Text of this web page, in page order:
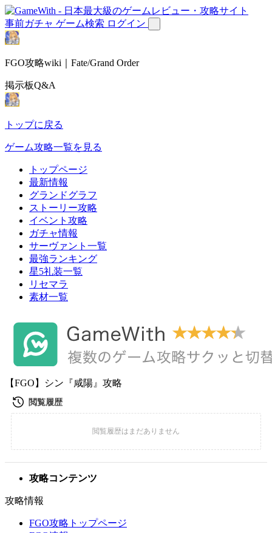
事前ガチャ ゲーム検索 ログイン
FGO攻略wiki｜Fate/Grand Order
掲示板Q&A
トップに戻る
ゲーム攻略一覧を見る
トップページ
最新情報
グランドグラフ
ストーリー攻略
イベント攻略
ガチャ情報
サーヴァント一覧
最強ランキング
星5礼装一覧
リセマラ
素材一覧
【FGO】シン『咸陽』攻略
攻略コンテンツ
攻略情報
FGO攻略トップページ